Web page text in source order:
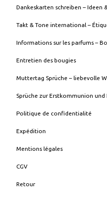
Dankeskarten schreiben – Ideen
Takt & Tone international –
Informations sur les parfums –
Entretien des bougies
Muttertag Sprüche – liebevolle
Sprüche zur Erstkommunion
Politique de confidentialité
Expédition
Mentions légales
CGV
Retour